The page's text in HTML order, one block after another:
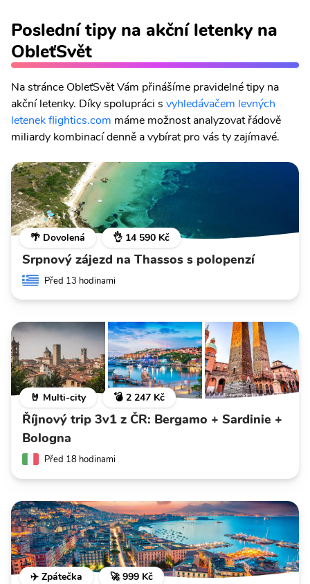
Poslední tipy na akční letenky na
ObleťSvět
Na stránce ObleťSvět Vám přinášíme pravidelné tipy na
akční letenky. Díky spolupráci s vyhledávačem levných
letenek flightics.com máme možnost analyzovat řádově
miliardy kombinací denně a vybírat pro vás ty zajímavé.
🌴 Dovolená 👌 14 590 Kč
Srpnový zájezd na Thassos s polopenzí
Před 13 hodinami
🤘 Multi-city 💣 2 247 Kč
Říjnový trip 3v1 z ČR: Bergamo + Sardinie +
Bologna
Před 18 hodinami
✈️ Zpátečka 🚀 999 Kč